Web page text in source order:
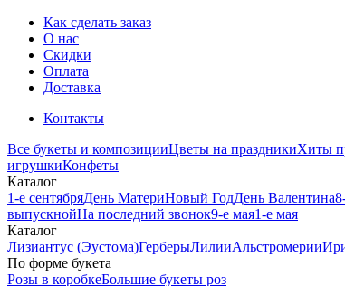
Как сделать заказ
О нас
Скидки
Оплата
Доставка
Контакты
Все букеты и композицииЦветы на праздникиХиты
игрушкиКонфеты
Каталог
1-е сентябряДень МатериНовый ГодДень Валентина
выпускнойНа последний звонок9-е мая1-е мая
Каталог
Лизиантус (Эустома)ГерберыЛилииАльстромерии
По форме букета
Розы в коробкеБольшие букеты роз